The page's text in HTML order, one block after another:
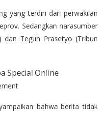
yang terdiri dari perwakilan
Sedangkan narasumber
dan Teguh Prasetyo (Tribun
bahwa berita tidak